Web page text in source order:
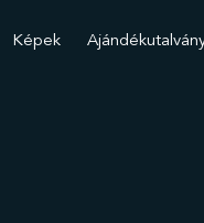
Képek